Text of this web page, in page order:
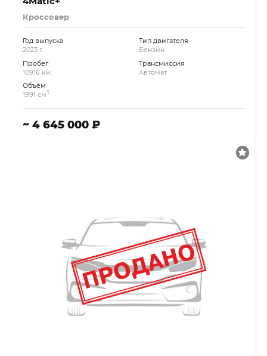
Кроссовер
Год выпуска
2023 г.
Пробег
10916 км.
Объём
1991 см3
Тип двигателя
Бензин
Трансмиссия
Автомат
~ 4 645 000 ₽